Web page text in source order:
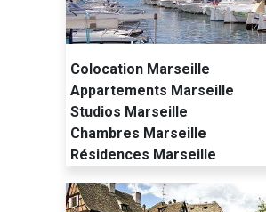
Colocation Marseille
Appartements Marseille
Studios Marseille
Chambres Marseille
Résidences Marseille